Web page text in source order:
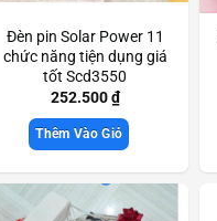
Đèn pin Solar Power 11
chức năng tiện dụng giá
tốt Scd3550
252.500₫
Thêm Vào Giỏ